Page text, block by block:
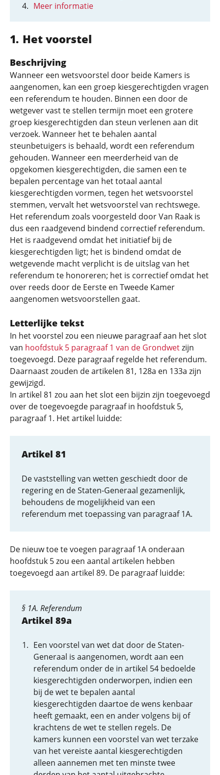
Meer informatie
Het voorstel
Beschrijving
Wanneer een wetsvoorstel door beide Kamers is
aangenomen, kan een groep kiesgerechtigden vragen
een referendum te houden. Binnen een door de
wetgever vast te stellen termijn moet een grotere
groep kiesgerechtigden dan steun verlenen aan dit
verzoek. Wanneer het te behalen aantal
steunbetuigers is behaald, wordt een referendum
gehouden. Wanneer een meerderheid van de
opgekomen kiesgerechtigden, die samen een te
bepalen percentage van het totaal aantal
kiesgerechtigden vormen, tegen het wetsvoorstel
stemmen, vervalt het wetsvoorstel van rechtswege.
Het referendum zoals voorgesteld door Van Raak is
dus een raadgevend bindend correctief referendum.
Het is raadgevend omdat het initiatief bij de
kiesgerechtigden ligt; het is bindend omdat de
wetgevende macht verplicht is de uitslag van het
referendum te honoreren; het is correctief omdat het
over reeds door de Eerste en Tweede Kamer
aangenomen wetsvoorstellen gaat.
Letterlijke tekst
In het voorstel zou een nieuwe paragraaf aan het slot
van hoofdstuk 5 paragraaf 1 van de Grondwetzijn
toegevoegd. Deze paragraaf regelde het referendum.
Daarnaast zouden de artikelen 81, 128a en 133a zijn
gewijzigd.
In artikel 81 zou aan het slot een bijzin zijn toegevoegd
over de toegevoegde paragraaf in hoofdstuk 5,
paragraaf 1. Het artikel luidde:
Artikel 81
De vaststelling van wetten geschiedt door de
regering en de Staten-Generaal gezamenlijk,
behoudens de mogelijkheid van een
referendum met toepassing van paragraaf 1A.
De nieuw toe te voegen paragraaf 1A onderaan
hoofdstuk 5 zou een aantal artikelen hebben
toegevoegd aan artikel 89. De paragraaf luidde:
§ 1A. Referendum
Artikel 89a
Een voorstel van wet dat door de Staten-
Generaal is aangenomen, wordt aan een
referendum onder de in artikel 54 bedoelde
kiesgerechtigden onderworpen, indien een
bij de wet te bepalen aantal
kiesgerechtigden daartoe de wens kenbaar
heeft gemaakt, een en ander volgens bij of
krachtens de wet te stellen regels. De
kamers kunnen een voorstel van wet terzake
van het vereiste aantal kiesgerechtigden
alleen aannemen met ten minste twee